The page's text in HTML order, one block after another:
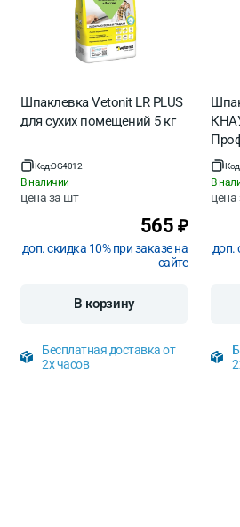
Шпаклевка Vetonit LR PLUS
для сухих помещений 5 кг
Код:OG4012
В наличии
цена за шт
565 ₽
доп. скидка 10% при заказе на
сайте
В корзину
Бесплатная доставка от
2х часов
Код:
В
цена
доп.